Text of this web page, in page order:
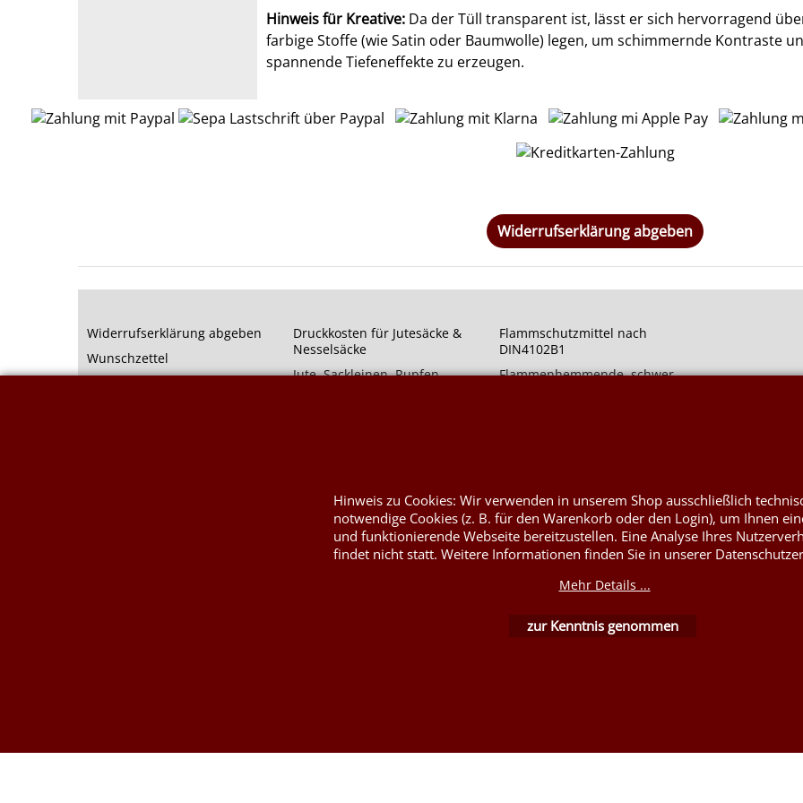
Hinweis für Kreative: Da der Tüll transparent ist, lässt er sich hervorragend
farbige Stoffe (wie Satin oder Baumwolle) legen, um schimmernde Kontraste
spannende Tiefeneffekte zu erzeugen.
Widerrufserklärung abgeben
Widerrufserklärung abgeben
Wunschzettel
Druckkosten für Jutesäcke &
Nesselsäcke
Jute, Sackleinen, Rupfen
Flammschutzmittel nach
DIN4102B1
Flammenhemmende, schwer
WebShop erstellt mit ShopFactory Shop Software.
Hinweis zu Cookies: Wir verwenden in unserem Shop ausschließlich
notwendige Cookies (z. B. für den Warenkorb oder den Login), um Ihnen
und funktionierende Webseite bereitzustellen. Eine Analyse Ihres
findet nicht statt. Weitere Informationen finden Sie in unserer
Mehr Details ...
zur Kenntnis genommen